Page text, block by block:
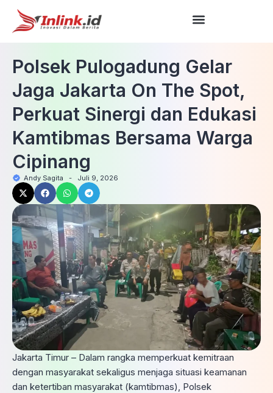
Polsek Pulogadung Gelar
Jaga Jakarta On The Spot,
Perkuat Sinergi dan Edukasi
Kamtibmas Bersama Warga
Cipinang
Andy Sagita - Juli 9, 2026
Jakarta Timur – Dalam rangka memperkuat kemitraan
dengan masyarakat sekaligus menjaga situasi keamanan
dan ketertiban masyarakat (kamtibmas), Polsek